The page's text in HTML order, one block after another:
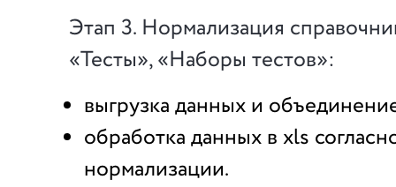
Этап 3. Нормализация
«Тесты», «Наборы тестов»:
выгрузка данных и
обработка данных в xls
нормализации.